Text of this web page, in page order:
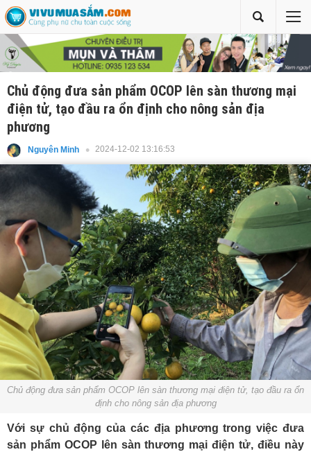
Chủ động đưa sản phẩm OCOP lên sàn thương mại
điện tử, tạo đầu ra ổn định cho nông sản địa
phương
Nguyên Minh 2024-12-02 13:16:53
Chủ động đưa sản phẩm OCOP lên sàn thương mại điện tử, tạo đầu ra ổn
định cho nông sản địa phương
Với sự chủ động của các địa phương trong việc đưa
sản phẩm OCOP lên sàn thương mại điện tử, điều này